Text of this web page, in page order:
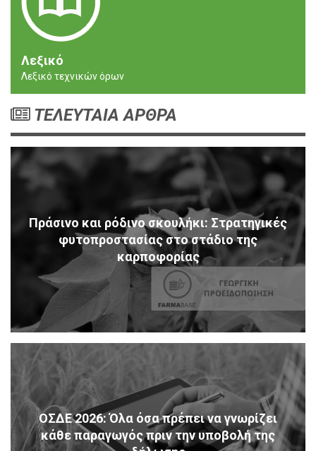
Λεξικό
Λεξικό τεχνικών όρων
ΤΕΛΕΥΤΑΙΑ ΑΡΘΡΑ
Πράσινο και ρόδινο σκουλήκι: Στρατηγικές
φυτοπροστασίας στο στάδιο της
καρποφορίας
ΟΣΔΕ 2026: Όλα όσα πρέπει να γνωρίζει
κάθε παραγωγός πριν την υποβολή της